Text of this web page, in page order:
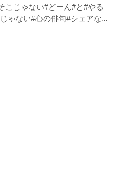
こじゃない#どーん#と#やる
ゃない#心の俳句#シェアな...